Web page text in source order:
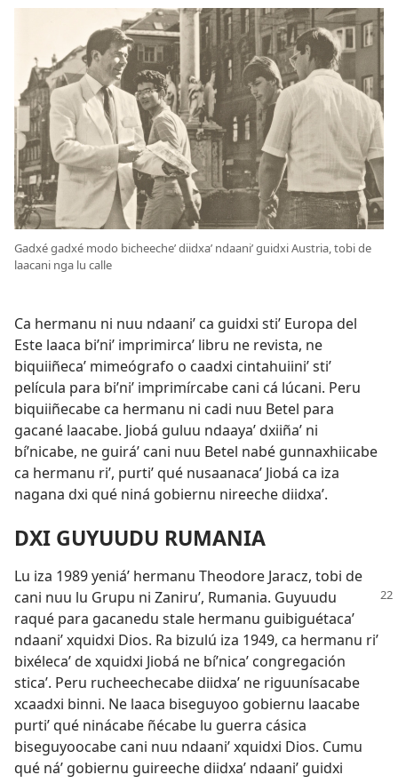
Gadxé gadxé modo bicheecheʼ diidxaʼ ndaaniʼ guidxi Austria, tobi de
laacani nga lu calle
Ca hermanu ni nuu ndaaniʼ ca guidxi stiʼ Europa del
Este laaca biʼniʼ imprimircaʼ libru ne revista, ne
biquiiñecaʼ mimeógrafo o caadxi cintahuiiniʼ stiʼ
película para biʼniʼ imprimírcabe cani cá lúcani. Peru
biquiiñecabe ca hermanu ni cadi nuu Betel para
gacané laacabe. Jiobá guluu ndaayaʼ dxiiñaʼ ni
bíʼnicabe, ne guiráʼ cani nuu Betel nabé gunnaxhiicabe
ca hermanu riʼ, purtiʼ qué nusaanacaʼ Jiobá ca iza
nagana dxi qué niná gobiernu nireeche diidxaʼ.
DXI GUYUUDU RUMANIA
Lu iza 1989 yeniáʼ hermanu Theodore Jaracz, tobi de
cani nuu lu Grupu ni Zaniruʼ, Rumania. Guyuudu
raqué para gacanedu stale hermanu guibiguétacaʼ
ndaaniʼ xquidxi Dios. Ra bizulú iza 1949, ca hermanu riʼ
bixélecaʼ de xquidxi Jiobá ne bíʼnicaʼ congregación
sticaʼ. Peru rucheechecabe diidxaʼ ne riguunísacabe
xcaadxi binni. Ne laaca biseguyoo gobiernu laacabe
purtiʼ qué ninácabe ñécabe lu guerra cásica
biseguyoocabe cani nuu ndaaniʼ xquidxi Dios. Cumu
qué náʼ gobiernu guireeche diidxaʼ ndaaniʼ guidxi